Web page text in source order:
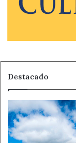
Destacado
Diego
Arjona
lleva
este